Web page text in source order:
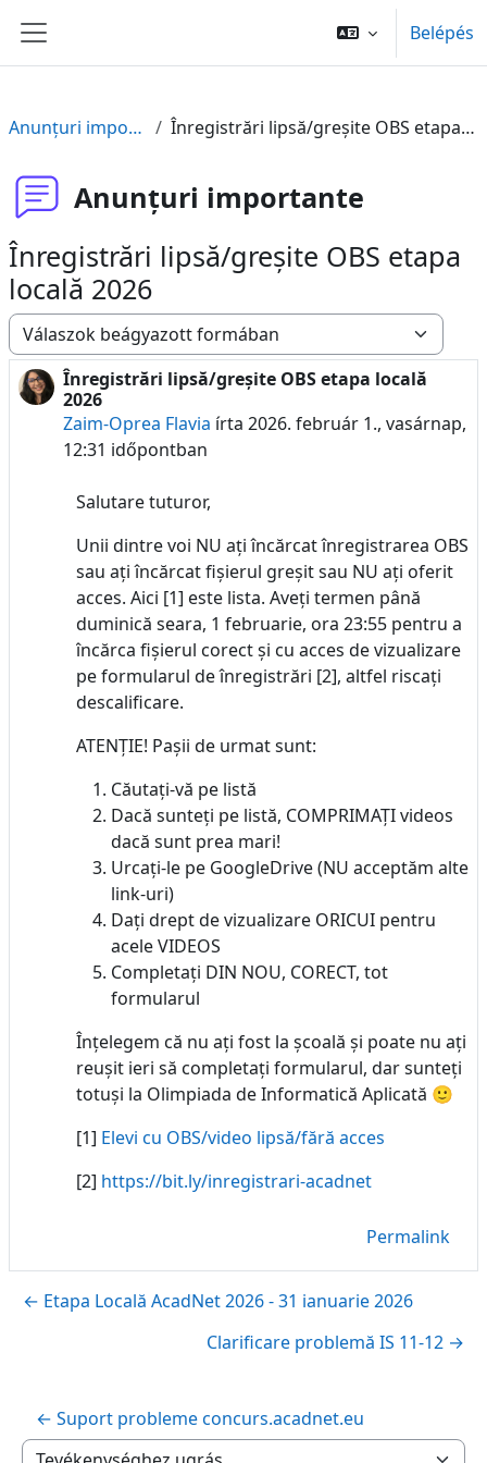
Oldalpanel
Belépés
Anunțuri importante Înregistrări lipsă/greșite OBS etapa locală 2026
Anunțuri importante
Înregistrări lipsă/greșite OBS etapa
locală 2026
Megjelenítési mód
Înregistrări lipsă/greșite OBS etapa locală
2026
Zaim-Oprea Flavia írta2026. február 1., vasárnap,
12:31 időpontban
Válaszok szám: 0
Salutare tuturor,
Unii dintre voi NU ați încărcat înregistrarea OBS
sau ați încărcat fișierul greșit sau NU ați oferit
acces. Aici [1] este lista. Aveți termen până
duminică seara, 1 februarie, ora 23:55 pentru a
încărca fișierul corect și cu acces de vizualizare
pe formularul de înregistrări [2], altfel riscați
descalificare.
ATENȚIE! Pașii de urmat sunt:
Căutați-vă pe listă
Dacă sunteți pe listă, COMPRIMAȚI videos
dacă sunt prea mari!
Urcați-le pe GoogleDrive (NU acceptăm alte
link-uri)
Dați drept de vizualizare ORICUI pentru
acele VIDEOS
Completați DIN NOU, CORECT, tot
formularul
Înțelegem că nu ați fost la școală și poate nu ați
reușit ieri să completați formularul, dar sunteți
totuși la Olimpiada de Informatică Aplicată 🙂
[1] Elevi cu OBS/video lipsă/fără acces
[2] https://bit.ly/inregistrari-acadnet
Permalink
← Etapa Locală AcadNet 2026 - 31 ianuarie 2026
Clarificare problemă IS 11-12 →
← Suport probleme concurs.acadnet.eu